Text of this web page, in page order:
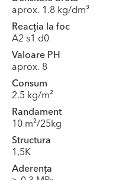
aprox. 1.8 kg/dm³
Reacția la foc
A2 s1 d0
Valoare PH
aprox. 8
Consum
2.5 kg/m²
Randament
10 m²/25kg
Structura
1,5K
Aderența